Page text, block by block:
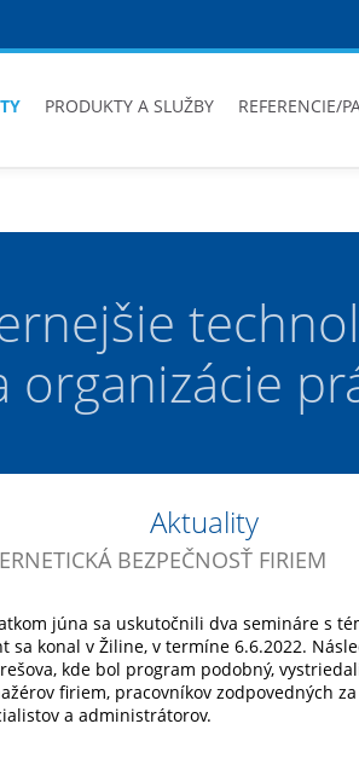
PRODUKTY A SLUŽBY REFERENCIE/
Aktuality
BEZPEČNOSŤ FIRIEM
júna sa uskutočnili dva semináre s
sa konal v Žiline, v termíne 6.6.2022.
kde bol program podobný,
firiem, pracovníkov zodpovedných
a administrátorov.